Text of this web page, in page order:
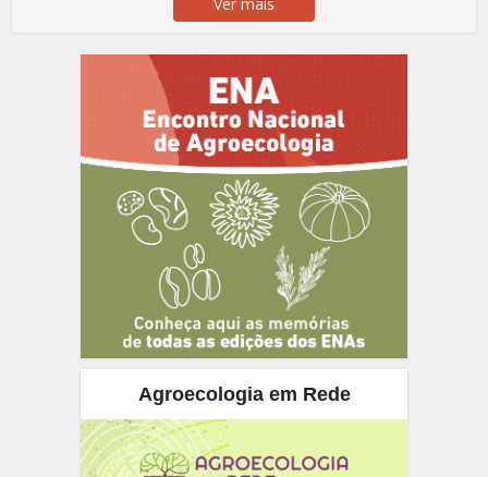
Agroecologia em Rede